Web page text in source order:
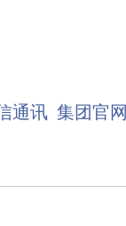
通讯 集团官网